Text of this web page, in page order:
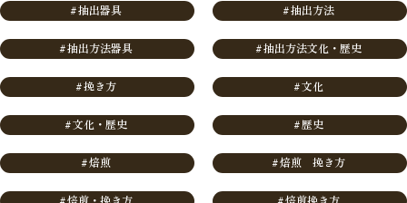
#抽出器具 #抽出方法
#抽出方法器具 #抽出方法文化・歴史
#挽き方 #文化
#文化・歴史 #歴史
#焙煎 #焙煎 挽き方
#焙煎・挽き方 #焙煎挽き方